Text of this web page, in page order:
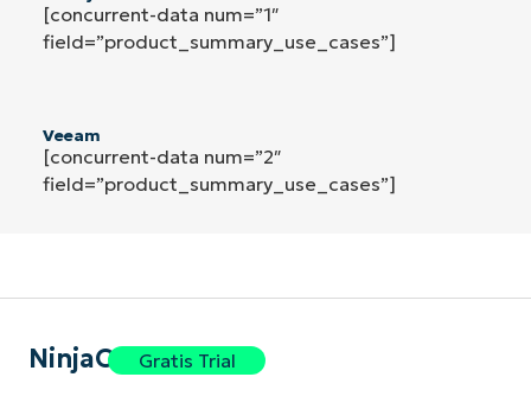
[concurrent-data num=”1″
field=”product_summary_use_cases”]
Veeam
[concurrent-data num=”2″
field=”product_summary_use_cases”]
NinjaOneGratis Trial